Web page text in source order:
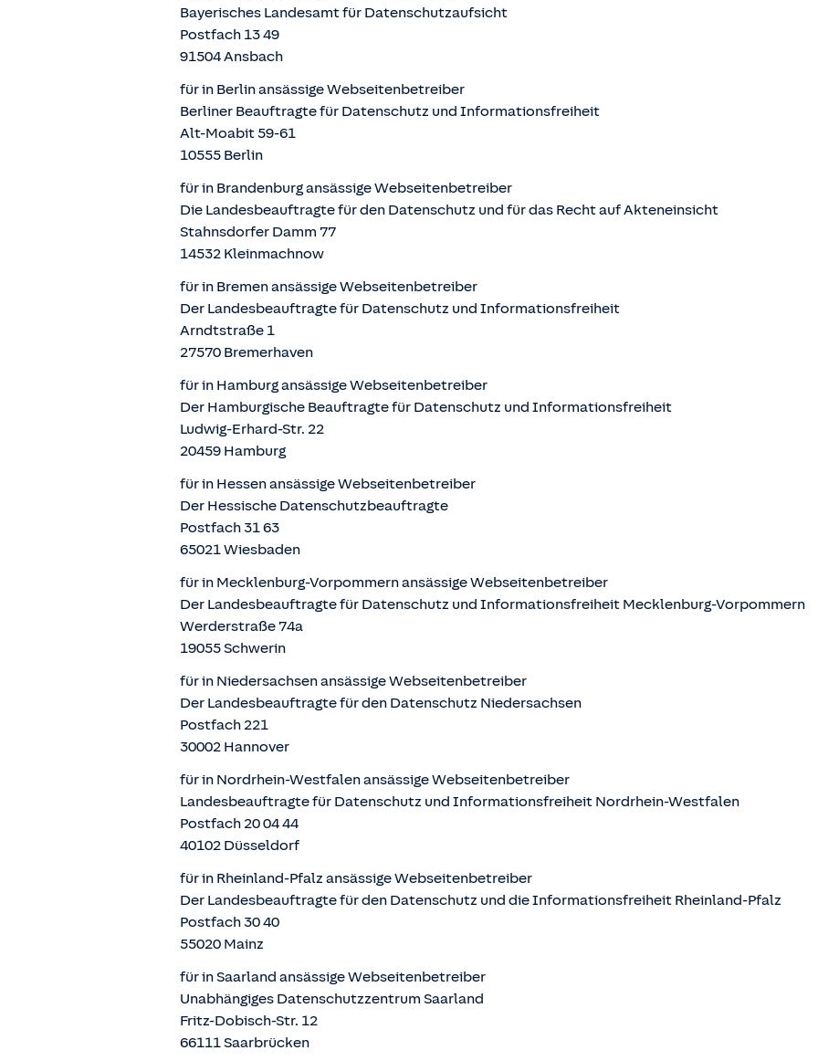
Bayerisches Landesamt für Datenschutzaufsicht
Postfach 13 49
91504 Ansbach
für in Berlin ansässige Webseitenbetreiber
Berliner Beauftragte für Datenschutz und Informationsfreiheit
Alt-Moabit 59-61
10555 Berlin
für in Brandenburg ansässige Webseitenbetreiber
Die Landesbeauftragte für den Datenschutz und für das Recht auf Akteneinsicht
Stahnsdorfer Damm 77
14532 Kleinmachnow
für in Bremen ansässige Webseitenbetreiber
Der Landesbeauftragte für Datenschutz und Informationsfreiheit
Arndtstraße 1
27570 Bremerhaven
für in Hamburg ansässige Webseitenbetreiber
Der Hamburgische Beauftragte für Datenschutz und Informationsfreiheit
Ludwig-Erhard-Str. 22
20459 Hamburg
für in Hessen ansässige Webseitenbetreiber
Der Hessische Datenschutzbeauftragte
Postfach 31 63
65021 Wiesbaden
für in Mecklenburg-Vorpommern ansässige Webseitenbetreiber
Der Landesbeauftragte für Datenschutz und Informationsfreiheit Mecklenburg-Vorpommern
Werderstraße 74a
19055 Schwerin
für in Niedersachsen ansässige Webseitenbetreiber
Der Landesbeauftragte für den Datenschutz Niedersachsen
Postfach 221
30002 Hannover
für in Nordrhein-Westfalen ansässige Webseitenbetreiber
Landesbeauftragte für Datenschutz und Informationsfreiheit Nordrhein-Westfalen
Postfach 20 04 44
40102 Düsseldorf
für in Rheinland-Pfalz ansässige Webseitenbetreiber
Der Landesbeauftragte für den Datenschutz und die Informationsfreiheit Rheinland-Pfalz
Postfach 30 40
55020 Mainz
für in Saarland ansässige Webseitenbetreiber
Unabhängiges Datenschutzzentrum Saarland
Fritz-Dobisch-Str. 12
66111 Saarbrücken